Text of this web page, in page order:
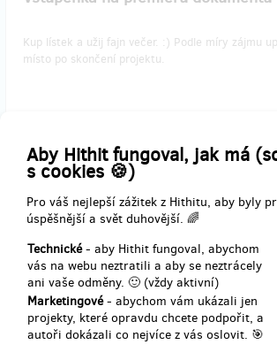
Aby Hithit fungoval, jak má
s cookies 🍪)
Pro váš nejlepší zážitek z Hithitu, aby byly
úspěšnější a svět duhovější. 🌈
Technické- aby Hithit fungoval, abychom
vás na webu neztratili a aby se neztrácely
ani vaše odměny. 🙂 (vždy aktivní)
Marketingové- abychom vám ukázali jen
projekty, které opravdu chcete podpořit, a
autoři dokázali co nejvíce z vás oslovit. 🎯
Kup lístek a užij fajn večer. :) Podle míry zájmu
místo po skončení projektu.
Doručení odměny: do čtvrt roku po ukončení
469 Kč
Tričko Crazy High
Kup tričko, staň se šílencem. Dodání poštou do
nám velikost do zprávy tady na Hithitu.
Poštovné v ceně.